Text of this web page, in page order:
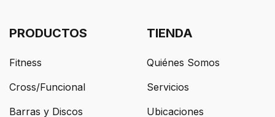
PRODUCTOS
Fitness
Cross/Funcional
Barras y Discos
TIENDA
Quiénes Somos
Servicios
Ubicaciones